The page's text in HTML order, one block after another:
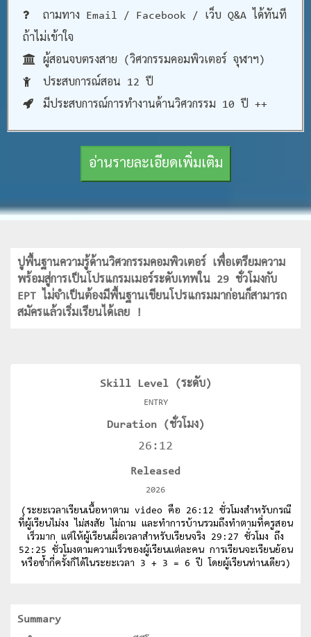
ถามทาง Email / Facebook / เว็บ Q&A ได้ทันที
ถ้าไม่เข้าใจ
ผู้สอนจบตรงสาย (วิศวกรรมคอมพิวเตอร์ จุฬาฯ)
ประสบการณ์สอน 12 ปี
มีประสบการณ์การทำงานด้านวิศวกรรม 10 ปี ++
อ่านรายละเอียดเพิ่มเติม
ปูพื้นฐานความรู้ด้านวิศวกรรมคอมพิวเตอร์ เพื่อเตรียมความ
พร้อมสู่การเป็นโปรแกรมเมอร์ระดับเทพใน 29 ชั่วโมงกับ
EPT ไม่จำเป็นต้องมีพื้นฐานเขียนโปรแกรมมาก่อนก็สามารถ
สมัครแล้วเริ่มเรียนได้เลย !
Skill Level (ระดับ)
ENTRY
Duration (ชั่วโมง)
26:12
Released
2026
(ระยะเวลาเรียนเนื้อหาตาม video คือ 26:12 ชั่วโมงสำหรับกรณี
ที่ผู้เรียนไม่งง ไม่สงสัย ไม่ถาม และทำการบ้านรวมถึงทำตามที่ครูสอน
เร็วมาก แต่ให้ผู้เรียนเผื่อเวลาสำหรับเรียนจริง 29:27 ชั่วโมง ถึง
52:25 ชั่วโมงตามความเร็วของผู้เรียนแต่ละคน การเรียนจะเรียนย้อน
หรือซ้ำกี่ครั้งก็ได้ในระยะเวลา 3 + 3 = 6 ปี โดยผู้เรียนท่านเดียว)
Summary